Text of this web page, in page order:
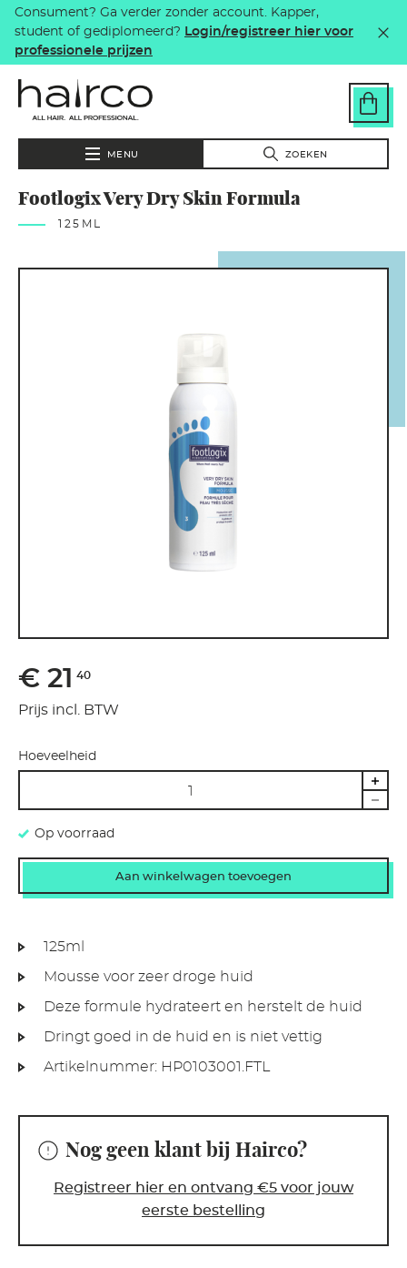
Overslaan en naar de inhoud gaan
Consument? Ga verder zonder account. Kapper,
student of gediplomeerd? Login/registreer hier voor
professionele prijzen
MENU ZOEKEN
Footlogix Very Dry Skin Formula
125ML
€ 21 40
Prijs incl. BTW
Hoeveelheid
Op voorraad
125ml
Mousse voor zeer droge huid
Deze formule hydrateert en herstelt de huid
Dringt goed in de huid en is niet vettig
Artikelnummer: HP0103001.FTL
Nog geen klant bij Hairco?
Registreer hier en ontvang €5 voor jouw
eerste bestelling